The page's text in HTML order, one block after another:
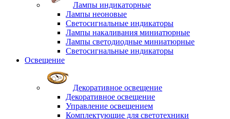
Лампы индикаторные
Лампы неоновые
Светосигнальные индикаторы
Лампы накаливания миниатюрные
Лампы светодиодные миниатюрные
Светосигнальные индикаторы
Освещение
Декоративное освещение
Декоративное освещение
Управление освещением
Комплектующие для светотехники